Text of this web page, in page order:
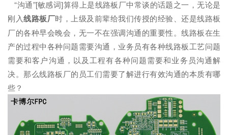
“沟通”[敏感词]算得上是线路板厂中常谈的话题之一，无论是
刚入线路板厂时，上级及前辈给我们传授的经验、还是线路板
厂的各种早会晚会，无一不在强调沟通的重要性。线路板在生
产的过程中各种问题需要沟通，业务员有各种线路板工艺问题
需要和客户沟通，以及工程有各种问题需要和业务员沟通解
决。那么线路板厂的员工们需要了解进行有效沟通的本质有哪
些？